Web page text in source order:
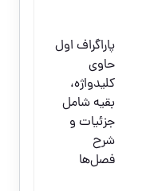
پاراگراف اول
حاوی
کلیدواژه،
بقیه شامل
جزئیات و
شرح
فصل‌ها